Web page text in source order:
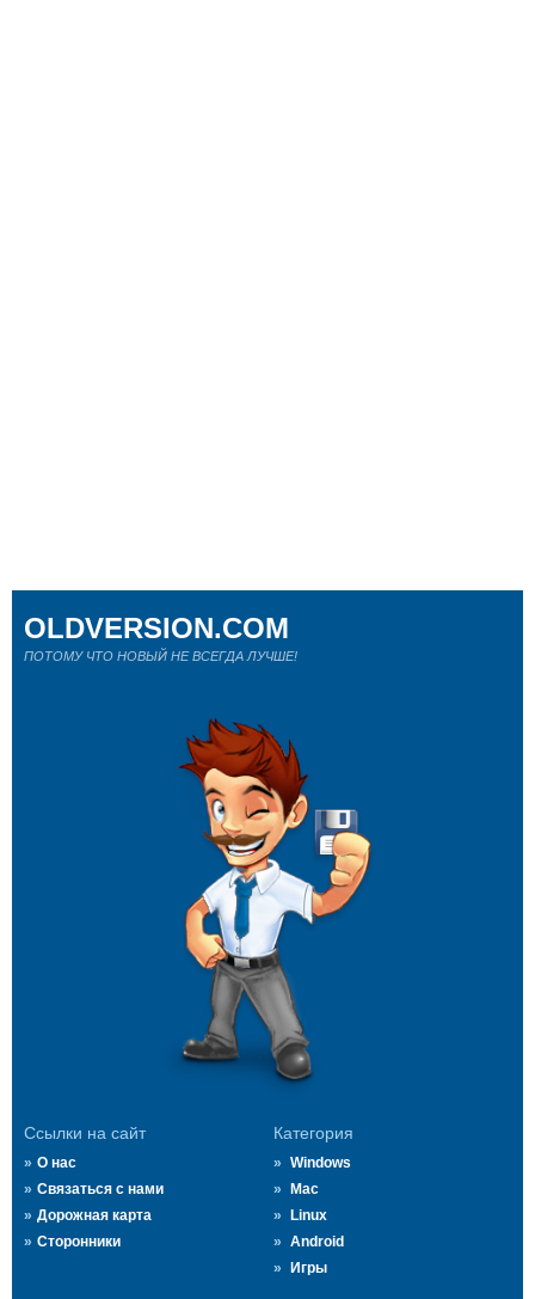
Ссылки на сайт
О нас
Связаться с нами
Дорожная карта
Сторонники
Категория
Windows
Mac
Linux
Android
Игры
OLDVERSION.COM
ПОТОМУ ЧТО НОВЫЙ НЕ ВСЕГДА ЛУЧШЕ!